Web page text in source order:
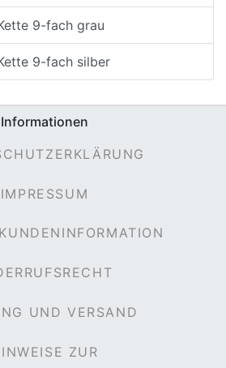
9-fach grau
9-fach silber
Informationen
IMPRESSUM
UND VERSAND
ZUR